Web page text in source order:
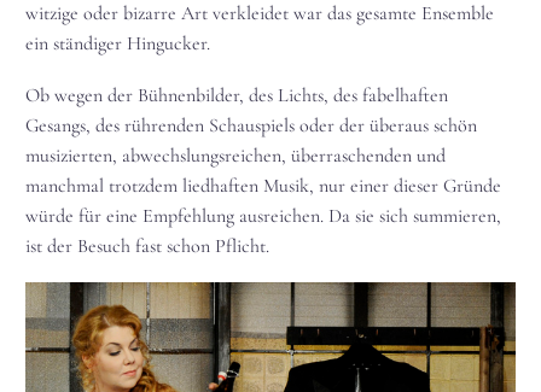
witzige oder bizarre Art verkleidet war das gesamte Ensemble
ein ständiger Hingucker.
Ob wegen der Bühnenbilder, des Lichts, des fabelhaften
Gesangs, des rührenden Schauspiels oder der überaus schön
musizierten, abwechslungsreichen, überraschenden und
manchmal trotzdem liedhaften Musik, nur einer dieser Gründe
würde für eine Empfehlung ausreichen. Da sie sich summieren,
ist der Besuch fast schon Pflicht.